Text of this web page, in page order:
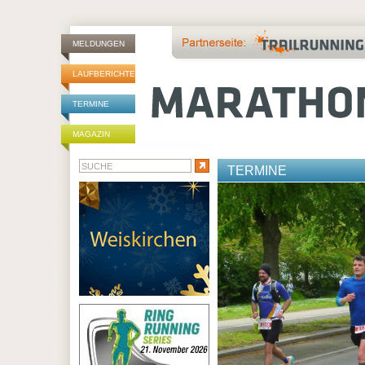
MELDUNGEN
LAUFBERICHTE
TERMINE
MAGAZIN
TERMINE